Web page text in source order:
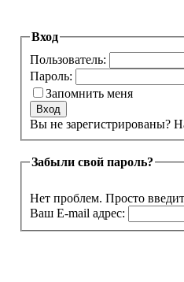
Вход
Пользователь:
Пароль:
Запомнить меня
Вы не
Забыли свой пароль?
Нет проблем. Просто
Ваш E-mail адрес: